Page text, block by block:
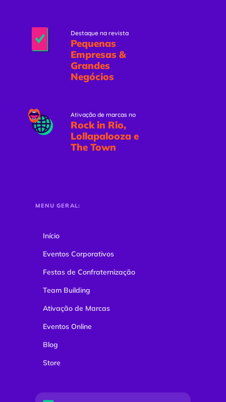
Destaque na revista
Pequenas
Empresas &
Grandes
Negócios
Ativação de marcas no
Rock in Rio,
Lollapalooza e
The Town
MENU GERAL:
Início
Eventos Corporativos
Festas de Confraternização
Team Building
Ativação de Marcas
Eventos Online
Blog
Store